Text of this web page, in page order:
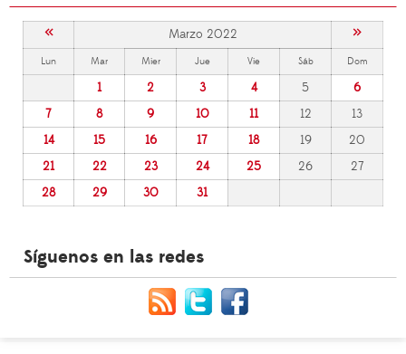
« Marzo 2022 »
Lun Mar Mier Jue Vie Sáb Dom
1 2 3 4 5
6
7
8 9 10 11 12
13
14
15 16 17 18 19
20
21
22 23 24 25 26
27
28
29 30 31
Síguenos en las redes